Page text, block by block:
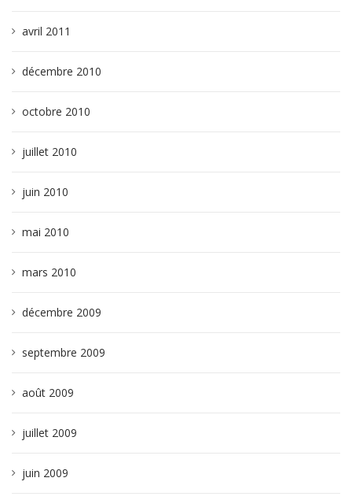
avril 2011
décembre 2010
octobre 2010
juillet 2010
juin 2010
mai 2010
mars 2010
décembre 2009
septembre 2009
août 2009
juillet 2009
juin 2009